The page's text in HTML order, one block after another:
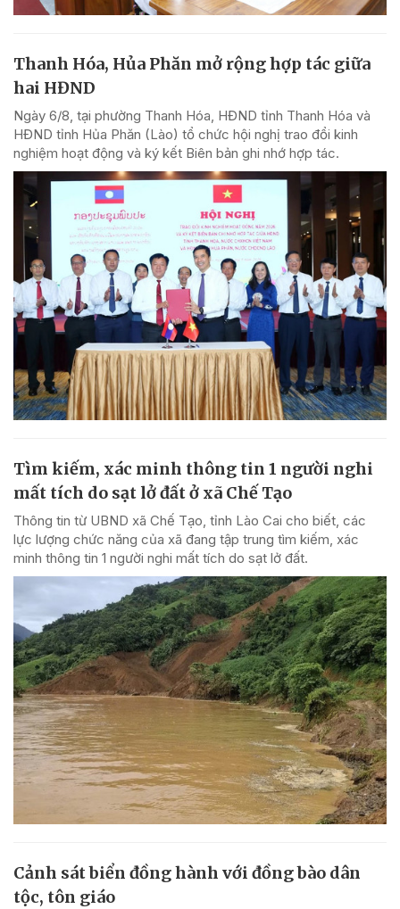
Thanh Hóa, Hủa Phăn mở rộng hợp tác giữa
hai HĐND
Ngày 6/8, tại phường Thanh Hóa, HĐND tỉnh Thanh Hóa và
HĐND tỉnh Hủa Phăn (Lào) tổ chức hội nghị trao đổi kinh
nghiệm hoạt động và ký kết Biên bản ghi nhớ hợp tác.
Tìm kiếm, xác minh thông tin 1 người nghi
mất tích do sạt lở đất ở xã Chế Tạo
Thông tin từ UBND xã Chế Tạo, tỉnh Lào Cai cho biết, các
lực lượng chức năng của xã đang tập trung tìm kiếm, xác
minh thông tin 1 người nghi mất tích do sạt lở đất.
Cảnh sát biển đồng hành với đồng bào dân
tộc, tôn giáo